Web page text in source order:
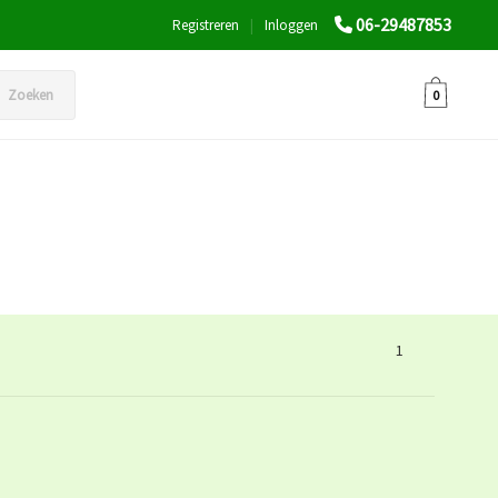
06-29487853
Inloggen
|
Registreren
Zoeken 0
1